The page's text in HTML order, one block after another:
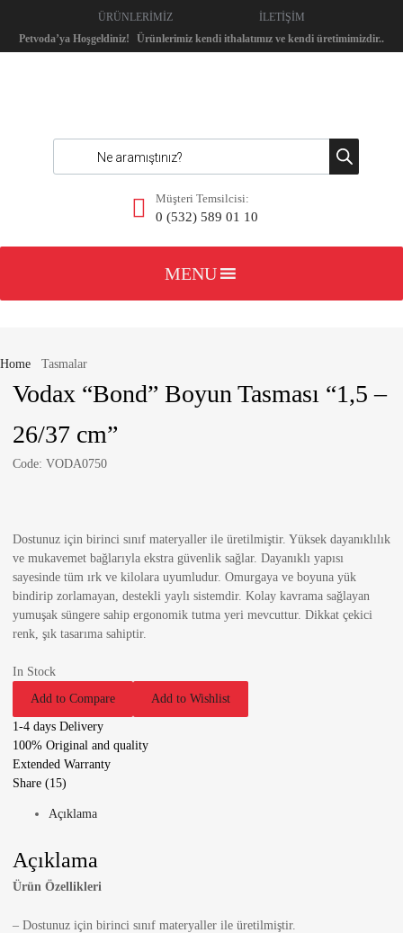
ÜRÜNLERİMİZ
İLETİŞİM
Petvoda’ya Hoşgeldiniz!
Ürünlerimiz kendi ithalatımız ve kendi üretimimizdir..
Müşteri Temsilcisi:
0 (532) 589 01 10
MENU
Home Tasmalar
Vodax “Bond” Boyun Tasması “1,5 –
26/37 cm”
Code: VODA0750
Dostunuz için birinci sınıf materyaller ile üretilmiştir. Yüksek dayanıklılık
ve mukavemet bağlarıyla ekstra güvenlik sağlar. Dayanıklı yapısı
sayesinde tüm ırk ve kilolara uyumludur. Omurgaya ve boyuna yük
bindirip zorlamayan, destekli yaylı sistemdir. Kolay kavrama sağlayan
yumuşak süngere sahip ergonomik tutma yeri mevcuttur. Dikkat çekici
renk, şık tasarıma sahiptir.
In Stock
Add to Compare
Add to Wishlist
1-4 days Delivery
100% Original and quality
Extended Warranty
Share (15)
Açıklama
Açıklama
Ürün Özellikleri
– Dostunuz için birinci sınıf materyaller ile üretilmiştir.